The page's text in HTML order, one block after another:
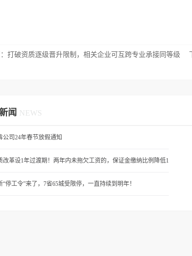
打破资质逐级晋升限制，相关企业可互跨专业承接同等级
闻 NEWS
公司24年春节放假通知
改革设1年过渡期！两年内未拖欠工资的，保证金缴纳比例降低1%
“停工令”来了，7省65城受限停，一直持续到明年！